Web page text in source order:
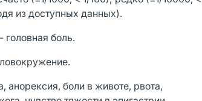
из доступных данных).
головная боль.
анорексия, боли в животе, рвота,